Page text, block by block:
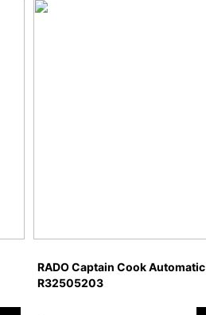
RADO Captain Cook Automatic
R32505203